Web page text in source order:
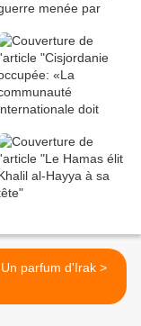
Livre: Un parfum d'Irak >